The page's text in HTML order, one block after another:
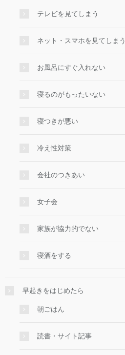
テレビを見てしまう
ネット・スマホを見てしまう
お風呂にすぐ入れない
寝るのがもったいない
寝つきが悪い
冷え性対策
会社のつきあい
女子会
家族が協力的でない
寝酒をする
早起きをはじめたら
朝ごはん
読書・サイト記事